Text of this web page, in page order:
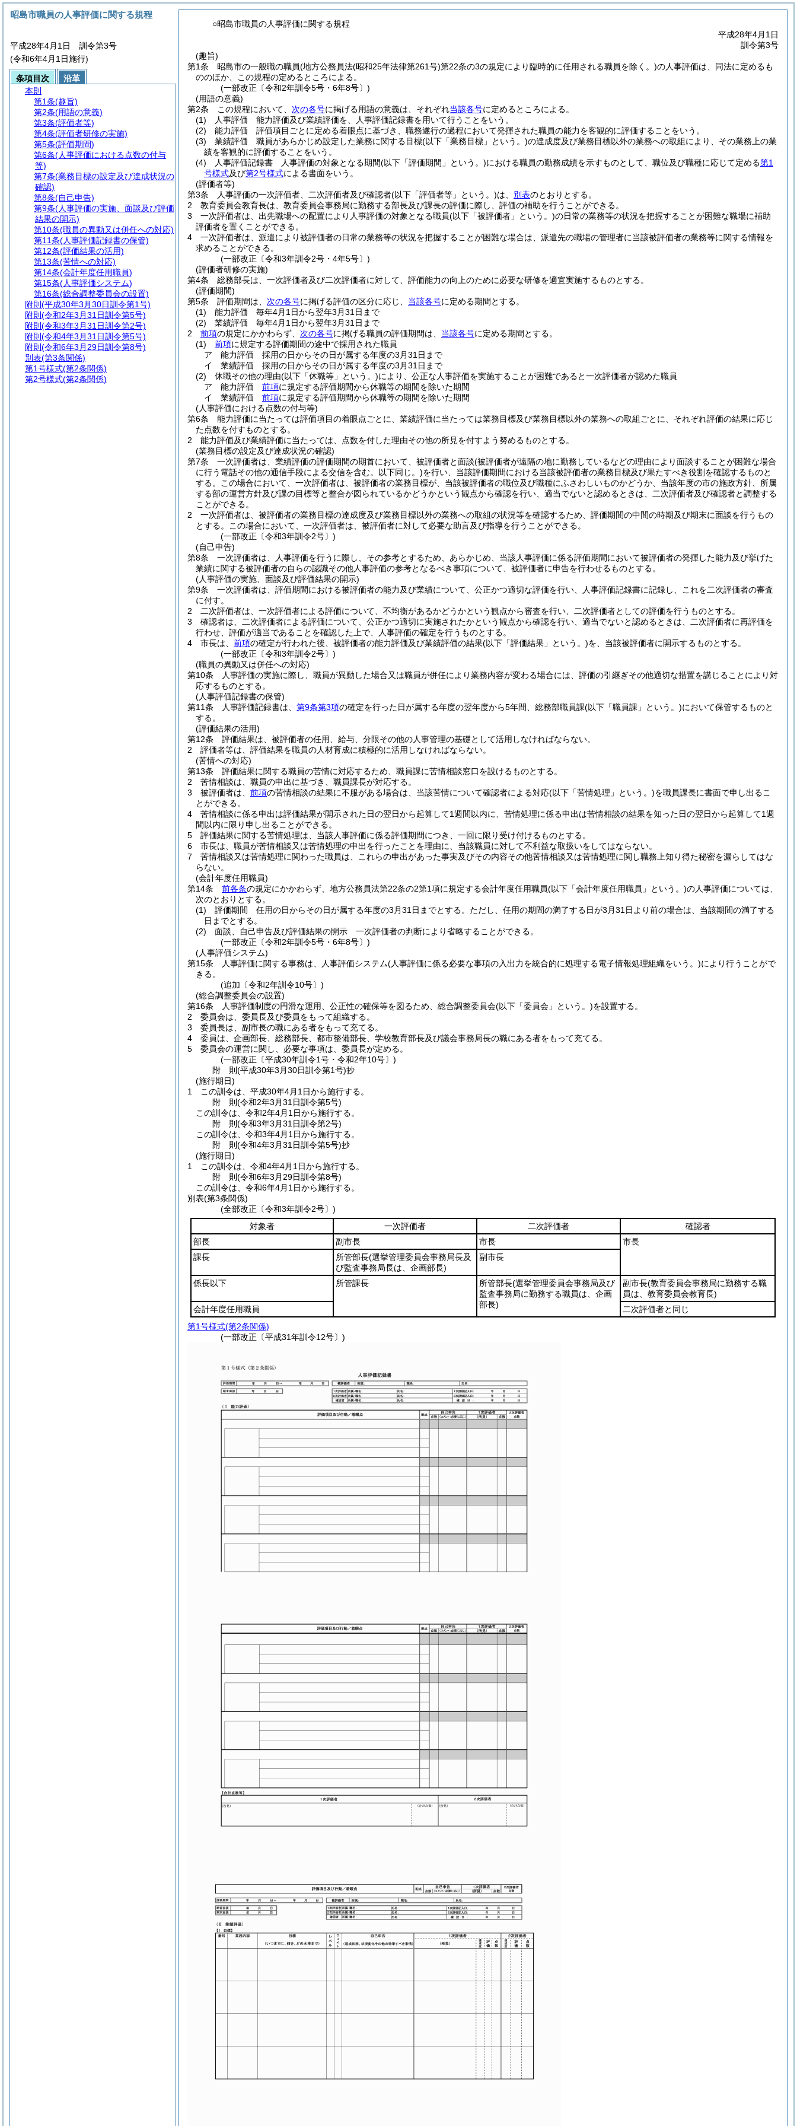
○昭島市職員の人事評価に関する規程
平成28年4月1日
訓令第3号
(趣旨)
第1条
昭島市の一般職の職員(地方公務員法(昭和25年法律第261号)第22条の3の規定により臨時的に任用される職員を除く。)の人事評価は、同法に定めるも
ののほか、この規程の定めるところによる。
(一部改正〔令和2年訓令5号・6年8号〕)
(用語の意義)
第2条
この規程において、 次の各号に掲げる用語の意義は、それぞれ当該各号に定めるところによる。
(1)
人事評価 能力評価及び業績評価を、人事評価記録書を用いて行うことをいう。
(2)
能力評価 評価項目ごとに定める着眼点に基づき、職務遂行の過程において発揮された職員の能力を客観的に評価することをいう。
(3)
業績評価 職員があらかじめ設定した業務に関する目標(以下「業務目標」という。)の達成度及び業務目標以外の業務への取組により、その業務上の業
績を客観的に評価することをいう。
(4)
人事評価記録書 人事評価の対象となる期間(以下「評価期間」という。)における職員の勤務成績を示すものとして、職位及び職種に応じて定める第1
号様式及び第2号様式による書面をいう。
(評価者等)
第3条
人事評価の一次評価者、二次評価者及び確認者(以下「評価者等」という。)は、 別表のとおりとする。
2
教育委員会教育長は、教育委員会事務局に勤務する部長及び課長の評価に際し、評価の補助を行うことができる。
3
一次評価者は、出先職場への配置により人事評価の対象となる職員(以下「被評価者」という。)の日常の業務等の状況を把握することが困難な職場に補助
評価者を置くことができる。
4
一次評価者は、派遣により被評価者の日常の業務等の状況を把握することが困難な場合は、派遣先の職場の管理者に当該被評価者の業務等に関する情報を
求めることができる。
(一部改正〔令和3年訓令2号・4年5号〕)
(評価者研修の実施)
第4条
総務部長は、一次評価者及び二次評価者に対して、評価能力の向上のために必要な研修を適宜実施するものとする。
(評価期間)
第5条
評価期間は、 次の各号に掲げる評価の区分に応じ、 当該各号に定める期間とする。
(1)
能力評価 毎年4月1日から翌年3月31日まで
(2)
業績評価 毎年4月1日から翌年3月31日まで
2
前項の規定にかかわらず、 次の各号に掲げる職員の評価期間は、 当該各号に定める期間とする。
(1)
前項に規定する評価期間の途中で採用された職員
ア
能力評価 採用の日からその日が属する年度の3月31日まで
イ
業績評価 採用の日からその日が属する年度の3月31日まで
(2)
休職その他の理由(以下「休職等」という。)により、公正な人事評価を実施することが困難であると一次評価者が認めた職員
ア
能力評価 前項に規定する評価期間から休職等の期間を除いた期間
イ
業績評価 前項に規定する評価期間から休職等の期間を除いた期間
(人事評価における点数の付与等)
第6条
能力評価に当たっては評価項目の着眼点ごとに、業績評価に当たっては業務目標及び業務目標以外の業務への取組ごとに、それぞれ評価の結果に応じ
た点数を付すものとする。
2
能力評価及び業績評価に当たっては、点数を付した理由その他の所見を付すよう努めるものとする。
(業務目標の設定及び達成状況の確認)
第7条
一次評価者は、業績評価の評価期間の期首において、被評価者と面談(被評価者が遠隔の地に勤務しているなどの理由により面談することが困難な場合
に行う電話その他の通信手段による交信を含む。以下同じ。)を行い、当該評価期間における当該被評価者の業務目標及び果たすべき役割を確認するものと
する。
この場合において、一次評価者は、被評価者の業務目標が、当該被評価者の職位及び職種にふさわしいものかどうか、当該年度の市の施政方針、所属
する部の運営方針及び課の目標等と整合が図られているかどうかという観点から確認を行い、適当でないと認めるときは、二次評価者及び確認者と調整する
ことができる。
2
一次評価者は、被評価者の業務目標の達成度及び業務目標以外の業務への取組の状況等を確認するため、評価期間の中間の時期及び期末に面談を行うもの
とする。
この場合において、一次評価者は、被評価者に対して必要な助言及び指導を行うことができる。
(一部改正〔令和3年訓令2号〕)
(自己申告)
第8条
一次評価者は、人事評価を行うに際し、その参考とするため、あらかじめ、当該人事評価に係る評価期間において被評価者の発揮した能力及び挙げた
業績に関する被評価者の自らの認識その他人事評価の参考となるべき事項について、被評価者に申告を行わせるものとする。
(人事評価の実施、面談及び評価結果の開示)
第9条
一次評価者は、評価期間における被評価者の能力及び業績について、公正かつ適切な評価を行い、人事評価記録書に記録し、これを二次評価者の審査
に付す。
2
二次評価者は、一次評価者による評価について、不均衡があるかどうかという観点から審査を行い、二次評価者としての評価を行うものとする。
3
確認者は、二次評価者による評価について、公正かつ適切に実施されたかという観点から確認を行い、適当でないと認めるときは、二次評価者に再評価を
行わせ、評価が適当であることを確認した上で、人事評価の確定を行うものとする。
4
市長は、 前項の確定が行われた後、被評価者の能力評価及び業績評価の結果(以下「評価結果」という。)を、当該被評価者に開示するものとする。
(一部改正〔令和3年訓令2号〕)
(職員の異動又は併任への対応)
第10条
人事評価の実施に際し、職員が異動した場合又は職員が併任により業務内容が変わる場合には、評価の引継ぎその他適切な措置を講じることにより対
応するものとする。
(人事評価記録書の保管)
第11条
人事評価記録書は、 第9条第3項の確定を行った日が属する年度の翌年度から5年間、総務部職員課(以下「職員課」という。)において保管するものと
する。
(評価結果の活用)
第12条
評価結果は、被評価者の任用、給与、分限その他の人事管理の基礎として活用しなければならない。
2
評価者等は、評価結果を職員の人材育成に積極的に活用しなければならない。
(苦情への対応)
第13条
評価結果に関する職員の苦情に対応するため、職員課に苦情相談窓口を設けるものとする。
2
苦情相談は、職員の申出に基づき、職員課長が対応する。
3
被評価者は、 前項の苦情相談の結果に不服がある場合は、当該苦情について確認者による対応(以下「苦情処理」という。)を職員課長に書面で申し出るこ
とができる。
4
苦情相談に係る申出は評価結果が開示された日の翌日から起算して1週間以内に、苦情処理に係る申出は苦情相談の結果を知った日の翌日から起算して1週
間以内に限り申し出ることができる。
5
評価結果に関する苦情処理は、当該人事評価に係る評価期間につき、一回に限り受け付けるものとする。
6
市長は、職員が苦情相談又は苦情処理の申出を行ったことを理由に、当該職員に対して不利益な取扱いをしてはならない。
7
苦情相談又は苦情処理に関わった職員は、これらの申出があった事実及びその内容その他苦情相談又は苦情処理に関し職務上知り得た秘密を漏らしてはな
らない。
(会計年度任用職員)
第14条
前各条の規定にかかわらず、地方公務員法第22条の2第1項に規定する会計年度任用職員(以下「会計年度任用職員」という。)の人事評価については、
次のとおりとする。
(1)
評価期間 任用の日からその日が属する年度の3月31日までとする。 ただし、任用の期間の満了する日が3月31日より前の場合は、当該期間の満了する
日までとする。
(2)
面談、自己申告及び評価結果の開示 一次評価者の判断により省略することができる。
(一部改正〔令和2年訓令5号・6年8号〕)
(人事評価システム)
第15条
人事評価に関する事務は、人事評価システム(人事評価に係る必要な事項の入出力を統合的に処理する電子情報処理組織をいう。)により行うことがで
きる。
(追加〔令和2年訓令10号〕)
(総合調整委員会の設置)
第16条
人事評価制度の円滑な運用、公正性の確保等を図るため、総合調整委員会(以下「委員会」という。)を設置する。
2
委員会は、委員長及び委員をもって組織する。
3
委員長は、副市長の職にある者をもって充てる。
4
委員は、企画部長、総務部長、都市整備部長、学校教育部長及び議会事務局長の職にある者をもって充てる。
5
委員会の運営に関し、必要な事項は、委員長が定める。
(一部改正〔平成30年訓令1号・令和2年10号〕)
附 則(平成30年3月30日訓令第1号)抄
(施行期日)
1
この訓令は、平成30年4月1日から施行する。
附 則(令和2年3月31日訓令第5号)
この訓令は、令和2年4月1日から施行する。
附 則(令和3年3月31日訓令第2号)
この訓令は、令和3年4月1日から施行する。
附 則(令和4年3月31日訓令第5号)抄
(施行期日)
1
この訓令は、令和4年4月1日から施行する。
附 則(令和6年3月29日訓令第8号)
この訓令は、令和6年4月1日から施行する。
別表(第3条関係)
(全部改正〔令和3年訓令2号〕)
対象者
一次評価者 二次評価者
確認者
部長
副市長 市長
市長
課長
所管部長(選挙管理委員会事務局長及
び監査事務局長は、企画部長)
副市長
係長以下 所管課長 所管部長(選挙管理委員会事務局及び
監査事務局に勤務する職員は、企画
部長)
副市長(教育委員会事務局に勤務する職
員は、教育委員会教育長)
会計年度任用職員
二次評価者と同じ
第1号様式(第2条関係)
(一部改正〔平成31年訓令12号〕)
昭島市職員の人事評価に関する規程
平成28年4月1日 訓令第3号
(令和6年4月1日施行)
条項目次
沿革
本則
第1条(趣旨)
第2条(用語の意義)
第3条(評価者等)
第4条(評価者研修の実施)
第5条(評価期間)
第6条(人事評価における点数の付与
等)
第7条(業務目標の設定及び達成状況の
確認)
第8条(自己申告)
第9条(人事評価の実施、面談及び評価
結果の開示)
第10条(職員の異動又は併任への対応)
第11条(人事評価記録書の保管)
第12条(評価結果の活用)
第13条(苦情への対応)
第14条(会計年度任用職員)
第15条(人事評価システム)
第16条(総合調整委員会の設置)
附則 (平成30年3月30日訓令第1号)
附則 (令和2年3月31日訓令第5号)
附則 (令和3年3月31日訓令第2号)
附則 (令和4年3月31日訓令第5号)
附則 (令和6年3月29日訓令第8号)
別表(第3条関係)
第1号様式(第2条関係)
第2号様式(第2条関係)